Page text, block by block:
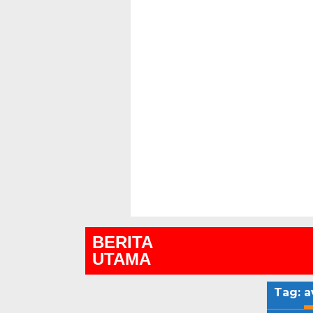
BERITA
UTAMA
Tag: